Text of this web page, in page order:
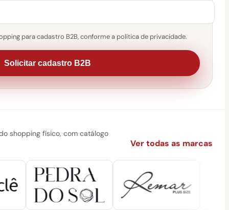
para cadastro B2B, conforme a política de privacidade.
Solicitar cadastro B2B
shopping físico, com catálogo
Ver todas as marcas